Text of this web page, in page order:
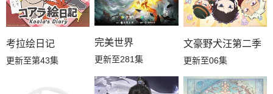
考拉绘日记
更新至第43集
完美世界
更新至281集
文豪野犬汪第二季
更新至06集